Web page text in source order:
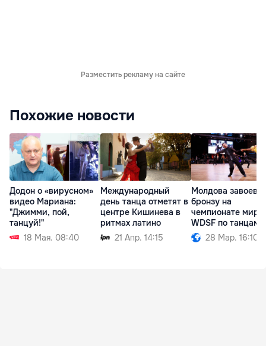
Разместить рекламу на сайте
Похожие новости
Додон о «вирусном»
видео Мариана:
"Джимми, пой,
танцуй!"
18 Мая. 08:40
Международный
день танца отметят в
центре Кишинева в
ритмах латино
21 Апр. 14:15
Молдова
бронзу на
чемпионате мира
WDSF по танцам
28 Мар. 16:10